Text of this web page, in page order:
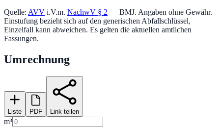
Quelle: AVV i.V.m. NachwV § 2 — BMJ. Angaben ohne Gewähr.
Einstufung bezieht sich auf den generischen Abfallschlüssel,
Einzelfall kann abweichen. Es gelten die aktuellen amtlichen
Fassungen.
Umrechnung
Liste PDF Link teilen
m³